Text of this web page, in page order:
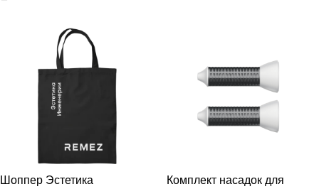
Шоппер Эстетика
Комплект насадок для